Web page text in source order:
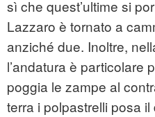
sì che quest’ultime si
Lazzaro è tornato a
anziché due. Inoltre,
l’andatura è particolare
poggia le zampe al
terra i polpastrelli posa